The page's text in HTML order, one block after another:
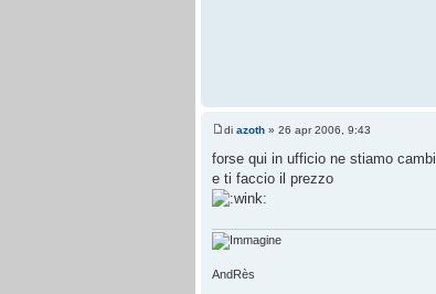
di azoth » 26 apr 2006, 9:43
forse qui in ufficio ne stiamo
e ti faccio il prezzo
AndRès